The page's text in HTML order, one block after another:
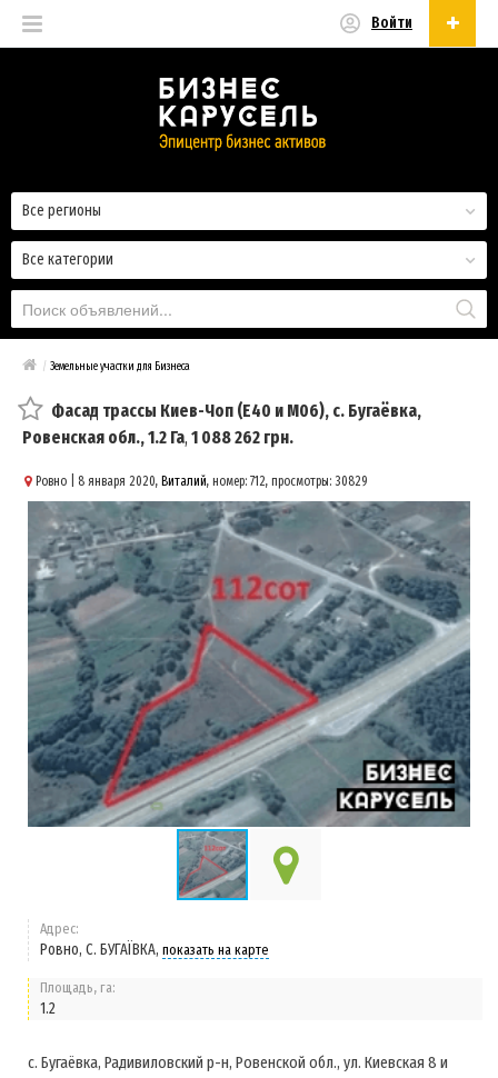
Войти
Все категории
Все регионы
/ Земельные участки для Бизнеса
Фасад трассы Киев-Чоп (Е40 и М06), с. Бугаёвка,
Ровенская обл., 1.2 Га, 1 088 262 грн.
Ровно | 8 января 2020, Виталий, номер: 712, просмотры: 30829
Адрес:
Ровно, С. БУГАЇВКА, показать на карте
Площадь, га:
1.2
с. Бугаёвка, Радивиловский р-н, Ровенской обл., ул. Киевская 8 и